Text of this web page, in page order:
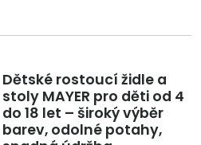
Dětské rostoucí židle a
stoly MAYER pro děti od 4
do 18 let – široký výběr
barev, odolné potahy,